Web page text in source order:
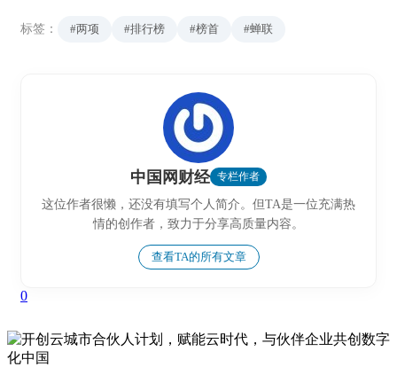
标签： #两项 #排行榜 #榜首 #蝉联
中国网财经 专栏作者
这位作者很懒，还没有填写个人简介。但TA是一位充满热
情的创作者，致力于分享高质量内容。
查看TA的所有文章
0